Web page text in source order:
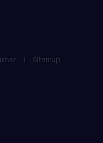
| Sitemap